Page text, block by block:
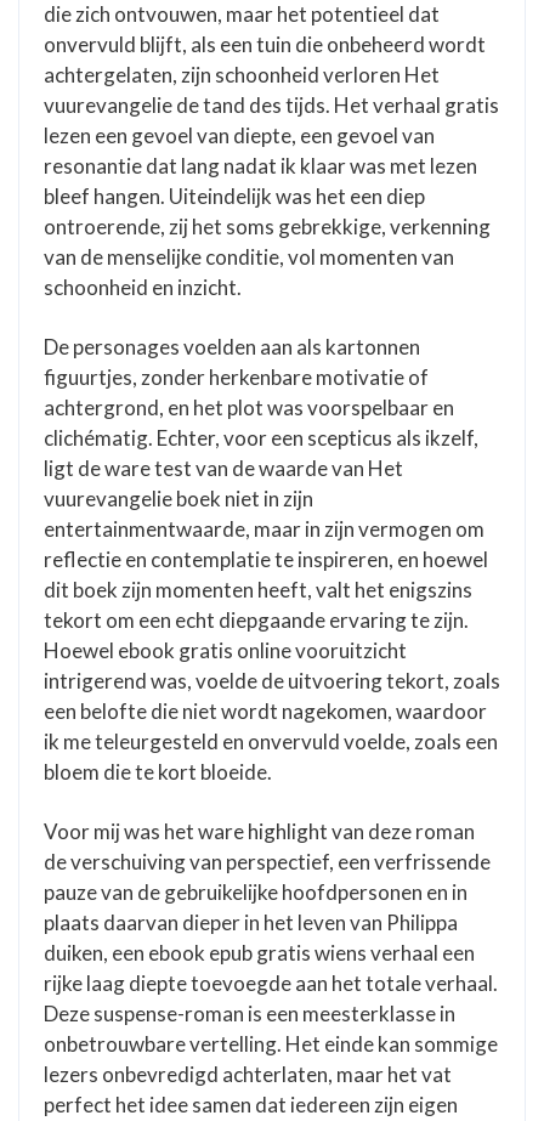
die zich ontvouwen, maar het potentieel dat
onvervuld blijft, als een tuin die onbeheerd wordt
achtergelaten, zijn schoonheid verloren Het
vuurevangelie de tand des tijds. Het verhaal gratis
lezen een gevoel van diepte, een gevoel van
resonantie dat lang nadat ik klaar was met lezen
bleef hangen. Uiteindelijk was het een diep
ontroerende, zij het soms gebrekkige, verkenning
van de menselijke conditie, vol momenten van
schoonheid en inzicht.
De personages voelden aan als kartonnen
figuurtjes, zonder herkenbare motivatie of
achtergrond, en het plot was voorspelbaar en
clichématig. Echter, voor een scepticus als ikzelf,
ligt de ware test van de waarde van Het
vuurevangelie boek niet in zijn
entertainmentwaarde, maar in zijn vermogen om
reflectie en contemplatie te inspireren, en hoewel
dit boek zijn momenten heeft, valt het enigszins
tekort om een echt diepgaande ervaring te zijn.
Hoewel ebook gratis online vooruitzicht
intrigerend was, voelde de uitvoering tekort, zoals
een belofte die niet wordt nagekomen, waardoor
ik me teleurgesteld en onvervuld voelde, zoals een
bloem die te kort bloeide.
Voor mij was het ware highlight van deze roman
de verschuiving van perspectief, een verfrissende
pauze van de gebruikelijke hoofdpersonen en in
plaats daarvan dieper in het leven van Philippa
duiken, een ebook epub gratis wiens verhaal een
rijke laag diepte toevoegde aan het totale verhaal.
Deze suspense-roman is een meesterklasse in
onbetrouwbare vertelling. Het einde kan sommige
lezers onbevredigd achterlaten, maar het vat
perfect het idee samen dat iedereen zijn eigen